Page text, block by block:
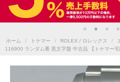
ホーム / トケマー / ROLEX / ロレックス /
116900 ランダム番 黒文字盤 中古品 【トケマー